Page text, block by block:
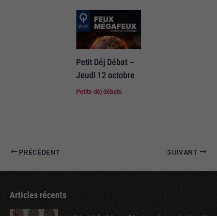
Petit Déj Débat –
Jeudi 12 octobre
Petits déj débats
PRÉCÉDENT SUIVANT
Articles récents